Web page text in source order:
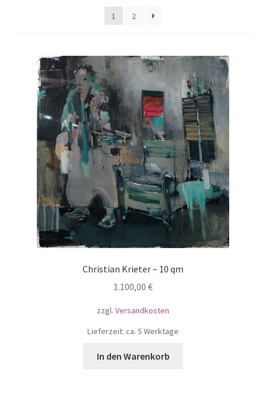
1 2
Christian Krieter – 10 qm
1.100,00 €
zzgl. Versandkosten
Lieferzeit: ca. 5 Werktage
In den Warenkorb